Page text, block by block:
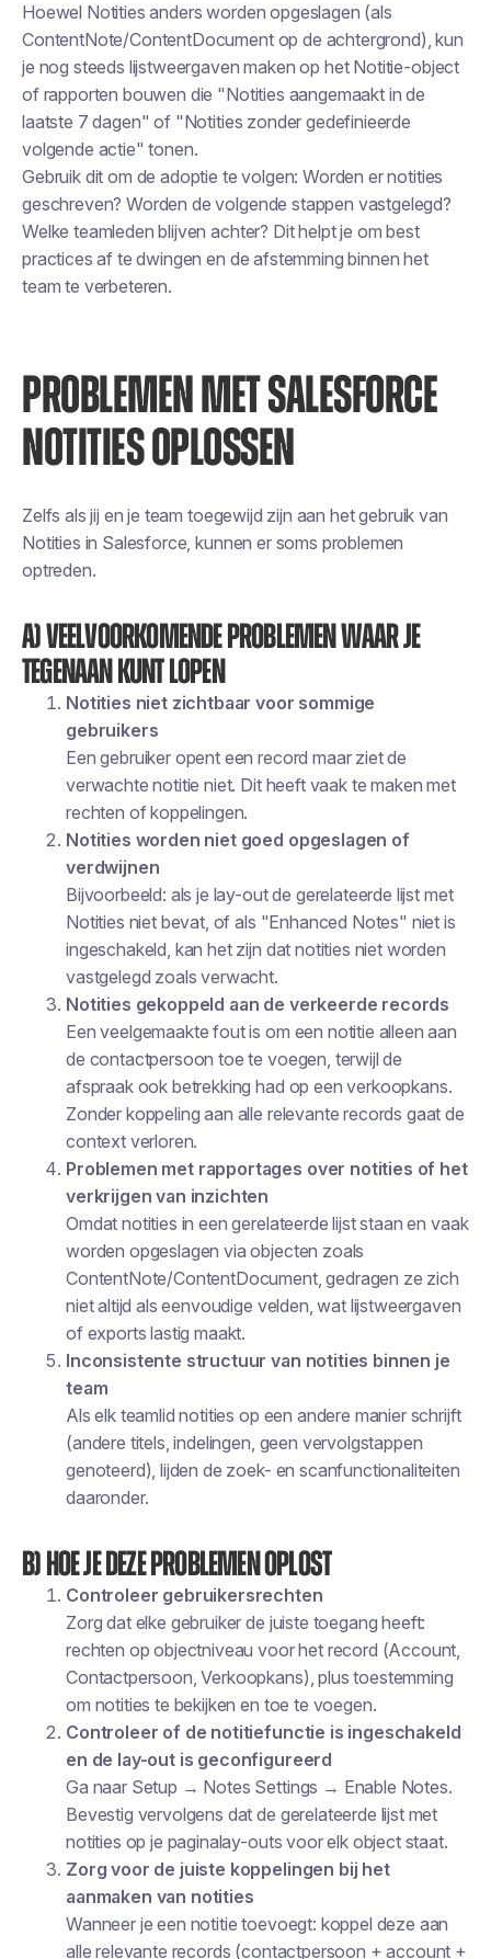
Hoewel Notities anders worden opgeslagen (als
ContentNote/ContentDocument op de achtergrond), kun
je nog steeds lijstweergaven maken op het Notitie-object
of rapporten bouwen die "Notities aangemaakt in de
laatste 7 dagen" of "Notities zonder gedefinieerde
volgende actie" tonen.
Gebruik dit om de adoptie te volgen: Worden er notities
geschreven? Worden de volgende stappen vastgelegd?
Welke teamleden blijven achter? Dit helpt je om best
practices af te dwingen en de afstemming binnen het
team te verbeteren.
PROBLEMEN MET SALESFORCE
NOTITIES OPLOSSEN
Zelfs als jij en je team toegewijd zijn aan het gebruik van
Notities in Salesforce, kunnen er soms problemen
optreden.
A) Veelvoorkomende problemen waar je
tegenaan kunt lopen
Notities niet zichtbaar voor sommige
gebruikers
Een gebruiker opent een record maar ziet de
verwachte notitie niet. Dit heeft vaak te maken met
rechten of koppelingen.
Notities worden niet goed opgeslagen of
verdwijnen
Bijvoorbeeld: als je lay-out de gerelateerde lijst met
Notities niet bevat, of als "Enhanced Notes" niet is
ingeschakeld, kan het zijn dat notities niet worden
vastgelegd zoals verwacht.
Notities gekoppeld aan de verkeerde records
Een veelgemaakte fout is om een notitie alleen aan
de contactpersoon toe te voegen, terwijl de
afspraak ook betrekking had op een verkoopkans.
Zonder koppeling aan alle relevante records gaat de
context verloren.
Problemen met rapportages over notities of het
verkrijgen van inzichten
Omdat notities in een gerelateerde lijst staan en vaak
worden opgeslagen via objecten zoals
ContentNote/ContentDocument, gedragen ze zich
niet altijd als eenvoudige velden, wat lijstweergaven
of exports lastig maakt.
Inconsistente structuur van notities binnen je
team
Als elk teamlid notities op een andere manier schrijft
(andere titels, indelingen, geen vervolgstappen
genoteerd), lijden de zoek- en scanfunctionaliteiten
daaronder.
B) Hoe je deze problemen oplost
Controleer gebruikersrechten
Zorg dat elke gebruiker de juiste toegang heeft:
rechten op objectniveau voor het record (Account,
Contactpersoon, Verkoopkans), plus toestemming
om notities te bekijken en toe te voegen.
Controleer of de notitiefunctie is ingeschakeld
en de lay-out is geconfigureerd
Ga naar Setup → Notes Settings → Enable Notes.
Bevestig vervolgens dat de gerelateerde lijst met
notities op je paginalay-outs voor elk object staat.
Zorg voor de juiste koppelingen bij het
aanmaken van notities
Wanneer je een notitie toevoegt: koppel deze aan
alle relevante records (contactpersoon + account +